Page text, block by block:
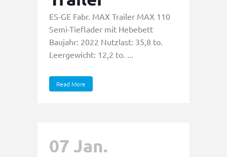
ES-GE Fabr. MAX Trailer MAX 110
Semi-Tieflader mit Hebebett
Baujahr: 2022 Nutzlast: 35,8 to.
Leergewicht: 12,2 to. ...
Read More
07 Jan.